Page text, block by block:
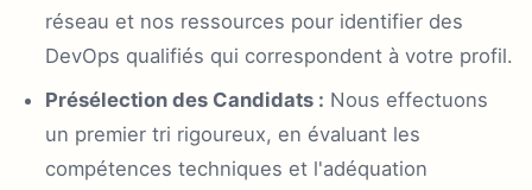
réseau et nos ressources pour identifier des
DevOps qualifiés qui correspondent à votre profil.
Présélection des Candidats : Nous effectuons
un premier tri rigoureux, en évaluant les
compétences techniques et l'adéquation